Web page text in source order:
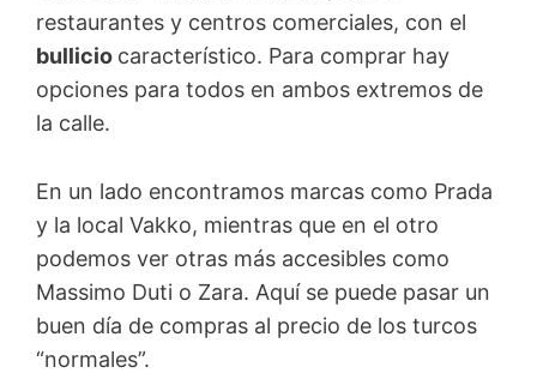
restaurantes y centros comerciales, con el
bullicio característico. Para comprar hay
opciones para todos en ambos extremos de
la calle.
En un lado encontramos marcas como Prada
y la local Vakko, mientras que en el otro
podemos ver otras más accesibles como
Massimo Duti o Zara. Aquí se puede pasar un
buen día de compras al precio de los turcos
“normales”.